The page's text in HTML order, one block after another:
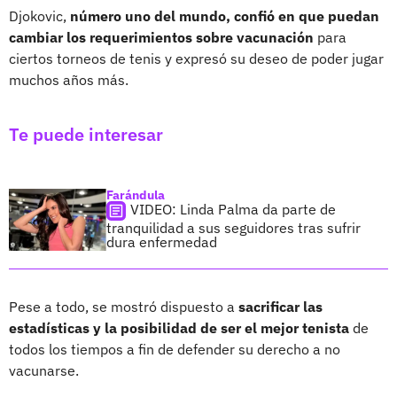
Djokovic, número uno del mundo, confió en que puedan
cambiar los requerimientos sobre vacunación para
ciertos torneos de tenis y expresó su deseo de poder jugar
muchos años más.
Te puede interesar
Farándula
VIDEO: Linda Palma da parte de
tranquilidad a sus seguidores tras sufrir
dura enfermedad
Pese a todo, se mostró dispuesto a sacrificar las
estadísticas y la posibilidad de ser el mejor tenista de
todos los tiempos a fin de defender su derecho a no
vacunarse.